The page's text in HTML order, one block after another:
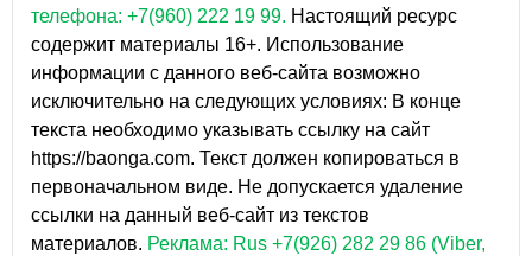
телефона: +7(960) 222 19 99. Настоящий ресурс
содержит материалы 16+. Использование
информации с данного веб-сайта возможно
исключительно на следующих условиях: В конце
текста необходимо указывать ссылку на сайт
https://baonga.com. Текст должен копироваться в
первоначальном виде. Не допускается удаление
ссылки на данный веб-сайт из текстов
материалов. Реклама: Rus +7(926) 282 29 86 (Viber,